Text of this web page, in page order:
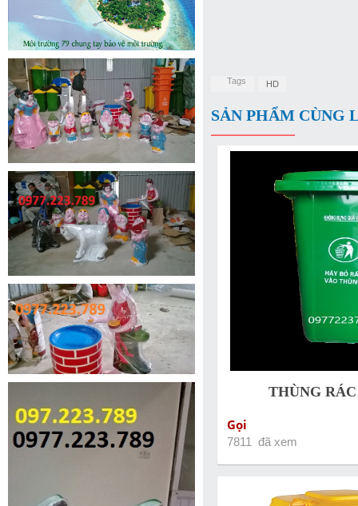
Tags HD
SẢN PHẨM CÙNG
THÙNG
Gọi
7811 đã xem